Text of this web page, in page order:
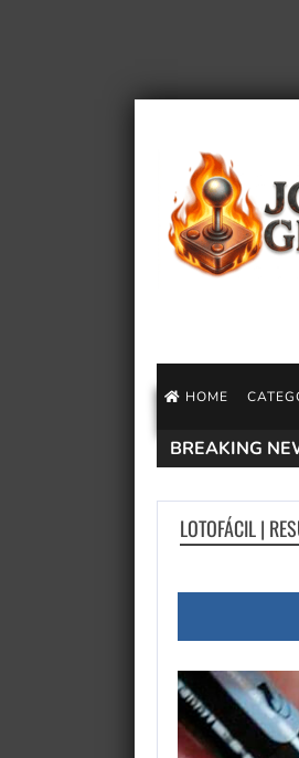
HOME
BREAKING
LOTOFÁCIL |